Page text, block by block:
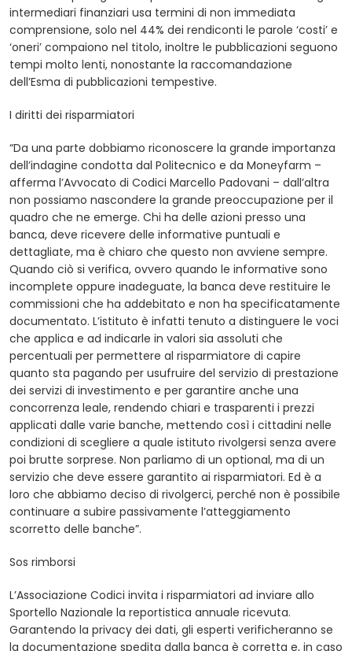
intermediari finanziari usa termini di non immediata
comprensione, solo nel 44% dei rendiconti le parole ‘costi’ e
‘oneri’ compaiono nel titolo, inoltre le pubblicazioni seguono
tempi molto lenti, nonostante la raccomandazione
dell’Esma di pubblicazioni tempestive.
I diritti dei risparmiatori
“Da una parte dobbiamo riconoscere la grande importanza
dell’indagine condotta dal Politecnico e da Moneyfarm –
afferma l’Avvocato di Codici Marcello Padovani – dall’altra
non possiamo nascondere la grande preoccupazione per il
quadro che ne emerge. Chi ha delle azioni presso una
banca, deve ricevere delle informative puntuali e
dettagliate, ma è chiaro che questo non avviene sempre.
Quando ciò si verifica, ovvero quando le informative sono
incomplete oppure inadeguate, la banca deve restituire le
commissioni che ha addebitato e non ha specificatamente
documentato. L’istituto è infatti tenuto a distinguere le voci
che applica e ad indicarle in valori sia assoluti che
percentuali per permettere al risparmiatore di capire
quanto sta pagando per usufruire del servizio di prestazione
dei servizi di investimento e per garantire anche una
concorrenza leale, rendendo chiari e trasparenti i prezzi
applicati dalle varie banche, mettendo così i cittadini nelle
condizioni di scegliere a quale istituto rivolgersi senza avere
poi brutte sorprese. Non parliamo di un optional, ma di un
servizio che deve essere garantito ai risparmiatori. Ed è a
loro che abbiamo deciso di rivolgerci, perché non è possibile
continuare a subire passivamente l’atteggiamento
scorretto delle banche”.
Sos rimborsi
L’Associazione Codici invita i risparmiatori ad inviare allo
Sportello Nazionale la reportistica annuale ricevuta.
Garantendo la privacy dei dati, gli esperti verificheranno se
la documentazione spedita dalla banca è corretta e, in caso